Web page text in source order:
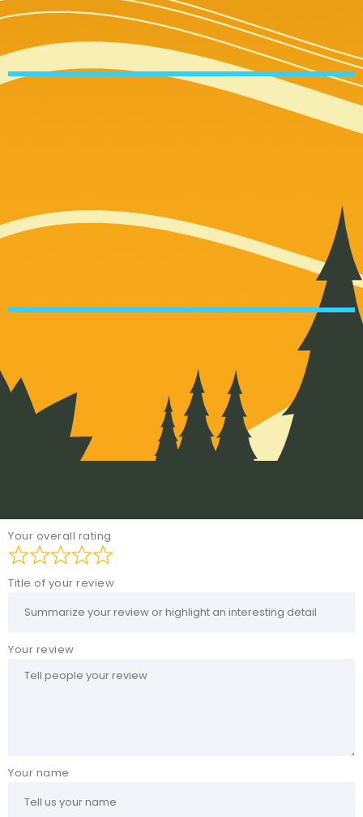
Your overall rating
Title of your review
Your review
Your name